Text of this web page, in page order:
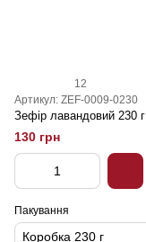
12
Артикул: ZEF-0009-0230
Зефір лавандовий 230 г
130 грн
Пакування
Коробка 230 г